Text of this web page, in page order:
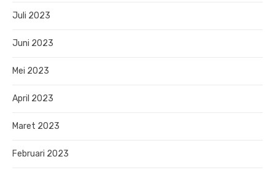
Juli 2023
Juni 2023
Mei 2023
April 2023
Maret 2023
Februari 2023